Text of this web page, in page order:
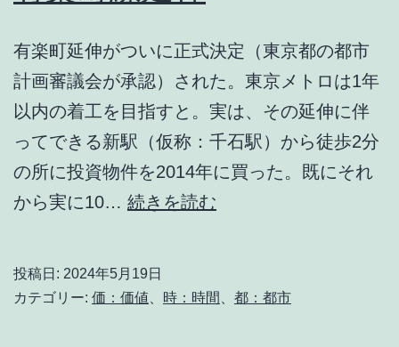
有楽町延伸がついに正式決定（東京都の都市
計画審議会が承認）された。東京メトロは1年
以内の着工を目指すと。実は、その延伸に伴
ってできる新駅（仮称：千石駅）から徒歩2分
の所に投資物件を2014年に買った。既にそれ
から実に10… 続きを読む
線
投稿日: 2024年5月19日
カテゴリー: 価：価値 時：時間 都：都市